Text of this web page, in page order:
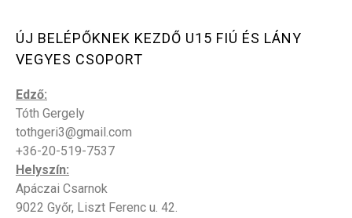
ÚJ BELÉPŐKNEK KEZDŐ U15 FIÚ ÉS LÁNY
VEGYES CSOPORT
Edző:
Tóth Gergely
tothgeri3@gmail.com
+36-20-519-7537
Helyszín:
Apáczai Csarnok
9022 Győr, Liszt Ferenc u. 42.